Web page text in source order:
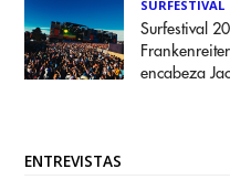
SURFESTIVAL
Surfestival
encabeza
ENTREVISTAS